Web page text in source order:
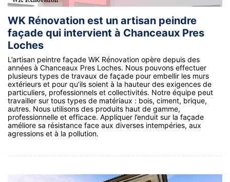
WK Rénovation est un artisan peindre
façade qui intervient à Chanceaux Pres
Loches
L’artisan peintre façade WK Rénovation opère depuis des
années à Chanceaux Pres Loches. Nous pouvons effectuer
plusieurs types de travaux de façade pour embellir les murs
extérieurs et pour qu’ils soient à la hauteur des exigences de
particuliers, professionnels et collectivités. Notre équipe peut
travailler sur tous types de matériaux : bois, ciment, brique,
autres. Nous utilisons des produits haut de gamme,
professionnelle et efficace. Appliquer l’enduit sur la façade
améliore sa résistance face aux diverses intempéries, aux
agressions et à la pollution.